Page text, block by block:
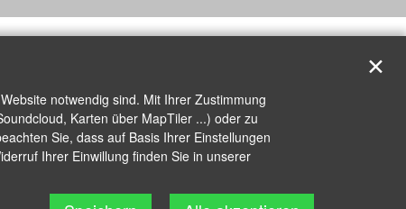
notwendig sind. Mit Ihrer Zustimmung
Karten über MapTiler ...) oder zu
Sie, dass auf Basis Ihrer Einstellungen
Ihrer Einwillung finden Sie in unserer
✕